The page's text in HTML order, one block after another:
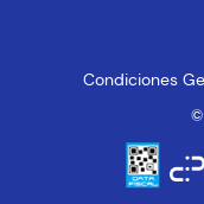
Condiciones
©